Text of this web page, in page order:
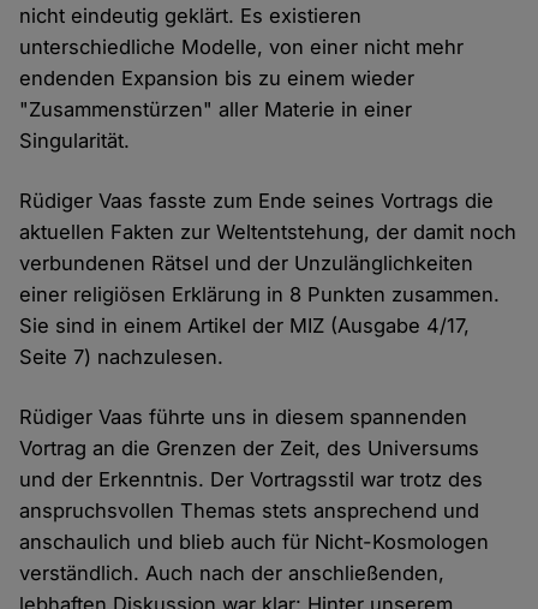
nicht eindeutig geklärt. Es existieren
unterschiedliche Modelle, von einer nicht mehr
endenden Expansion bis zu einem wieder
"Zusammenstürzen" aller Materie in einer
Singularität.
Rüdiger Vaas fasste zum Ende seines Vortrags die
aktuellen Fakten zur Weltentstehung, der damit noch
verbundenen Rätsel und der Unzulänglichkeiten
einer religiösen Erklärung in 8 Punkten zusammen.
Sie sind in einem Artikel der MIZ (Ausgabe 4/17,
Seite 7) nachzulesen.
Rüdiger Vaas führte uns in diesem spannenden
Vortrag an die Grenzen der Zeit, des Universums
und der Erkenntnis. Der Vortragsstil war trotz des
anspruchsvollen Themas stets ansprechend und
anschaulich und blieb auch für Nicht-Kosmologen
verständlich. Auch nach der anschließenden,